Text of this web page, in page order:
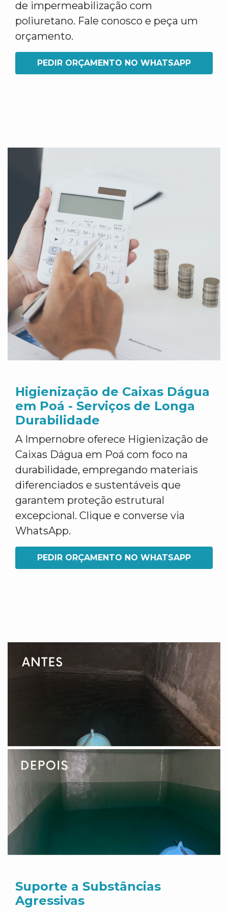
de impermeabilização com
poliuretano. Fale conosco e peça um
orçamento.
PEDIR ORÇAMENTO NO WHATSAPP
Higienização de Caixas Dágua
em Poá - Serviços de Longa
Durabilidade
A Impernobre oferece Higienização de
Caixas Dágua em Poá com foco na
durabilidade, empregando materiais
diferenciados e sustentáveis que
garantem proteção estrutural
excepcional. Clique e converse via
WhatsApp.
PEDIR ORÇAMENTO NO WHATSAPP
Suporte a Substâncias
Agressivas